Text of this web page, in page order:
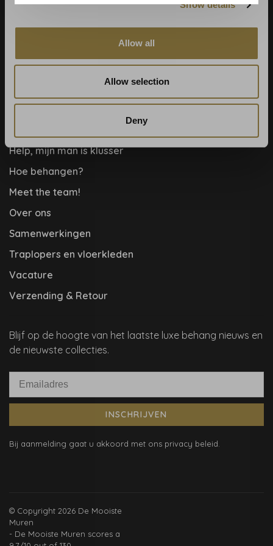
Show details
Allow all
Allow selection
Deny
Behangrollen berekenen
Behangwinkel Haarlem
Blog
Cookie- en privacyverklaring
Help, mijn man is klusser
Hoe behangen?
Meet the team!
Over ons
Samenwerkingen
Traplopers en vloerkleden
Vacature
Verzending & Retour
Blijf op de hoogte van het laatste luxe behang nieuws en
de nieuwste collecties.
INSCHRIJVEN
Bij aanmelding gaat u akkoord met ons privacy beleid.
© Copyright 2026 De Mooiste
Muren
- De Mooiste Muren scores a